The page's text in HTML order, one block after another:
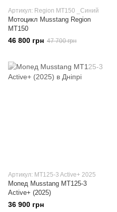
Артикул: Region МТ150 _Синий
Мотоцикл Musstang Region
МТ150
46 800 грн 47 700 грн
Артикул: MT125-3 Active+ 2025
Мопед Musstang MT125-3
Active+ (2025)
36 900 грн